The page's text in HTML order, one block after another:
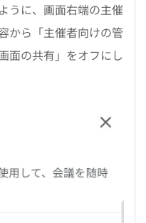
うに、画面右端の主催
から「主催者向けの管
面の共有」をオフにし